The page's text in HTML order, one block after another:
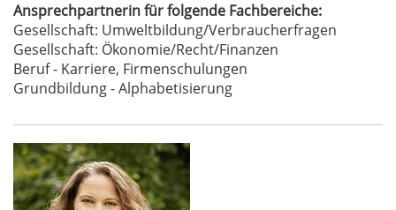
Ansprechpartnerin für folgende Fachbereiche:
Gesellschaft: Umweltbildung/Verbraucherfragen
Gesellschaft: Ökonomie/Recht/Finanzen
Beruf - Karriere, Firmenschulungen
Grundbildung - Alphabetisierung